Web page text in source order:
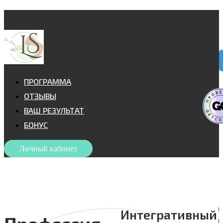
ПРОГРАММА
ОТЗЫВЫ
ВАШ РЕЗУЛЬТАТ
БОНУС
Личный кабинет
Интегративный